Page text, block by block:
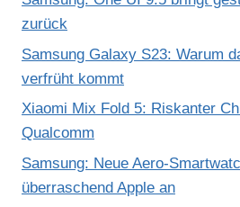
zurück
Samsung Galaxy S23: Warum
verfrüht kommt
Xiaomi Mix Fold 5: Riskanter
Qualcomm
Samsung: Neue Aero-
überraschend Apple an